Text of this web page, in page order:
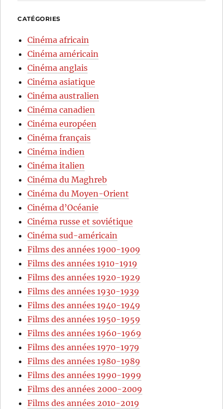
CATÉGORIES
Cinéma africain
Cinéma américain
Cinéma anglais
Cinéma asiatique
Cinéma australien
Cinéma canadien
Cinéma européen
Cinéma français
Cinéma indien
Cinéma italien
Cinéma du Maghreb
Cinéma du Moyen-Orient
Cinéma d’Océanie
Cinéma russe et soviétique
Cinéma sud-américain
Films des années 1900-1909
Films des années 1910-1919
Films des années 1920-1929
Films des années 1930-1939
Films des années 1940-1949
Films des années 1950-1959
Films des années 1960-1969
Films des années 1970-1979
Films des années 1980-1989
Films des années 1990-1999
Films des années 2000-2009
Films des années 2010-2019